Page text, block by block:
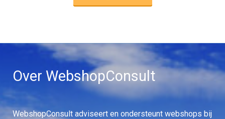
Over WebshopConsult
WebshopConsult adviseert en ondersteunt webshops bij